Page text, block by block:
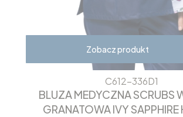
Zobacz produkt
C612-336D1
BLUZA MEDYCZNA SCRUBS
GRANATOWA IVY SAPPHIRE